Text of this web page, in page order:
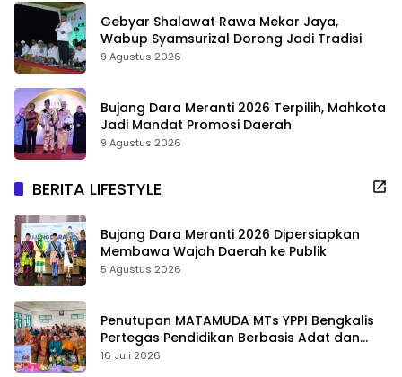
Gebyar Shalawat Rawa Mekar Jaya,
Wabup Syamsurizal Dorong Jadi Tradisi
9 Agustus 2026
Bujang Dara Meranti 2026 Terpilih, Mahkota
Jadi Mandat Promosi Daerah
9 Agustus 2026
BERITA LIFESTYLE
Bujang Dara Meranti 2026 Dipersiapkan
Membawa Wajah Daerah ke Publik
5 Agustus 2026
Penutupan MATAMUDA MTs YPPI Bengkalis
Pertegas Pendidikan Berbasis Adat dan
Karakter
16 Juli 2026